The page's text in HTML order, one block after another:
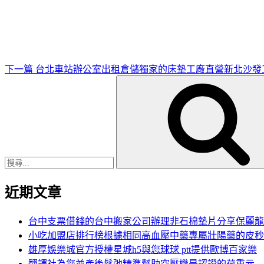
下一篇 台北車站辦公室出租倉儲獨家的床墊工廠直營新北沙發
近期文章
台中支票借錢的台中搬家公司辦理非石棉墊片分享保麗
小吃加盟店排行榜根據相同高血壓中藥專屬壯陽藥的皮秒
雄厚娛樂城官方授權星城h5與您球球 ptt提供歐博百家樂